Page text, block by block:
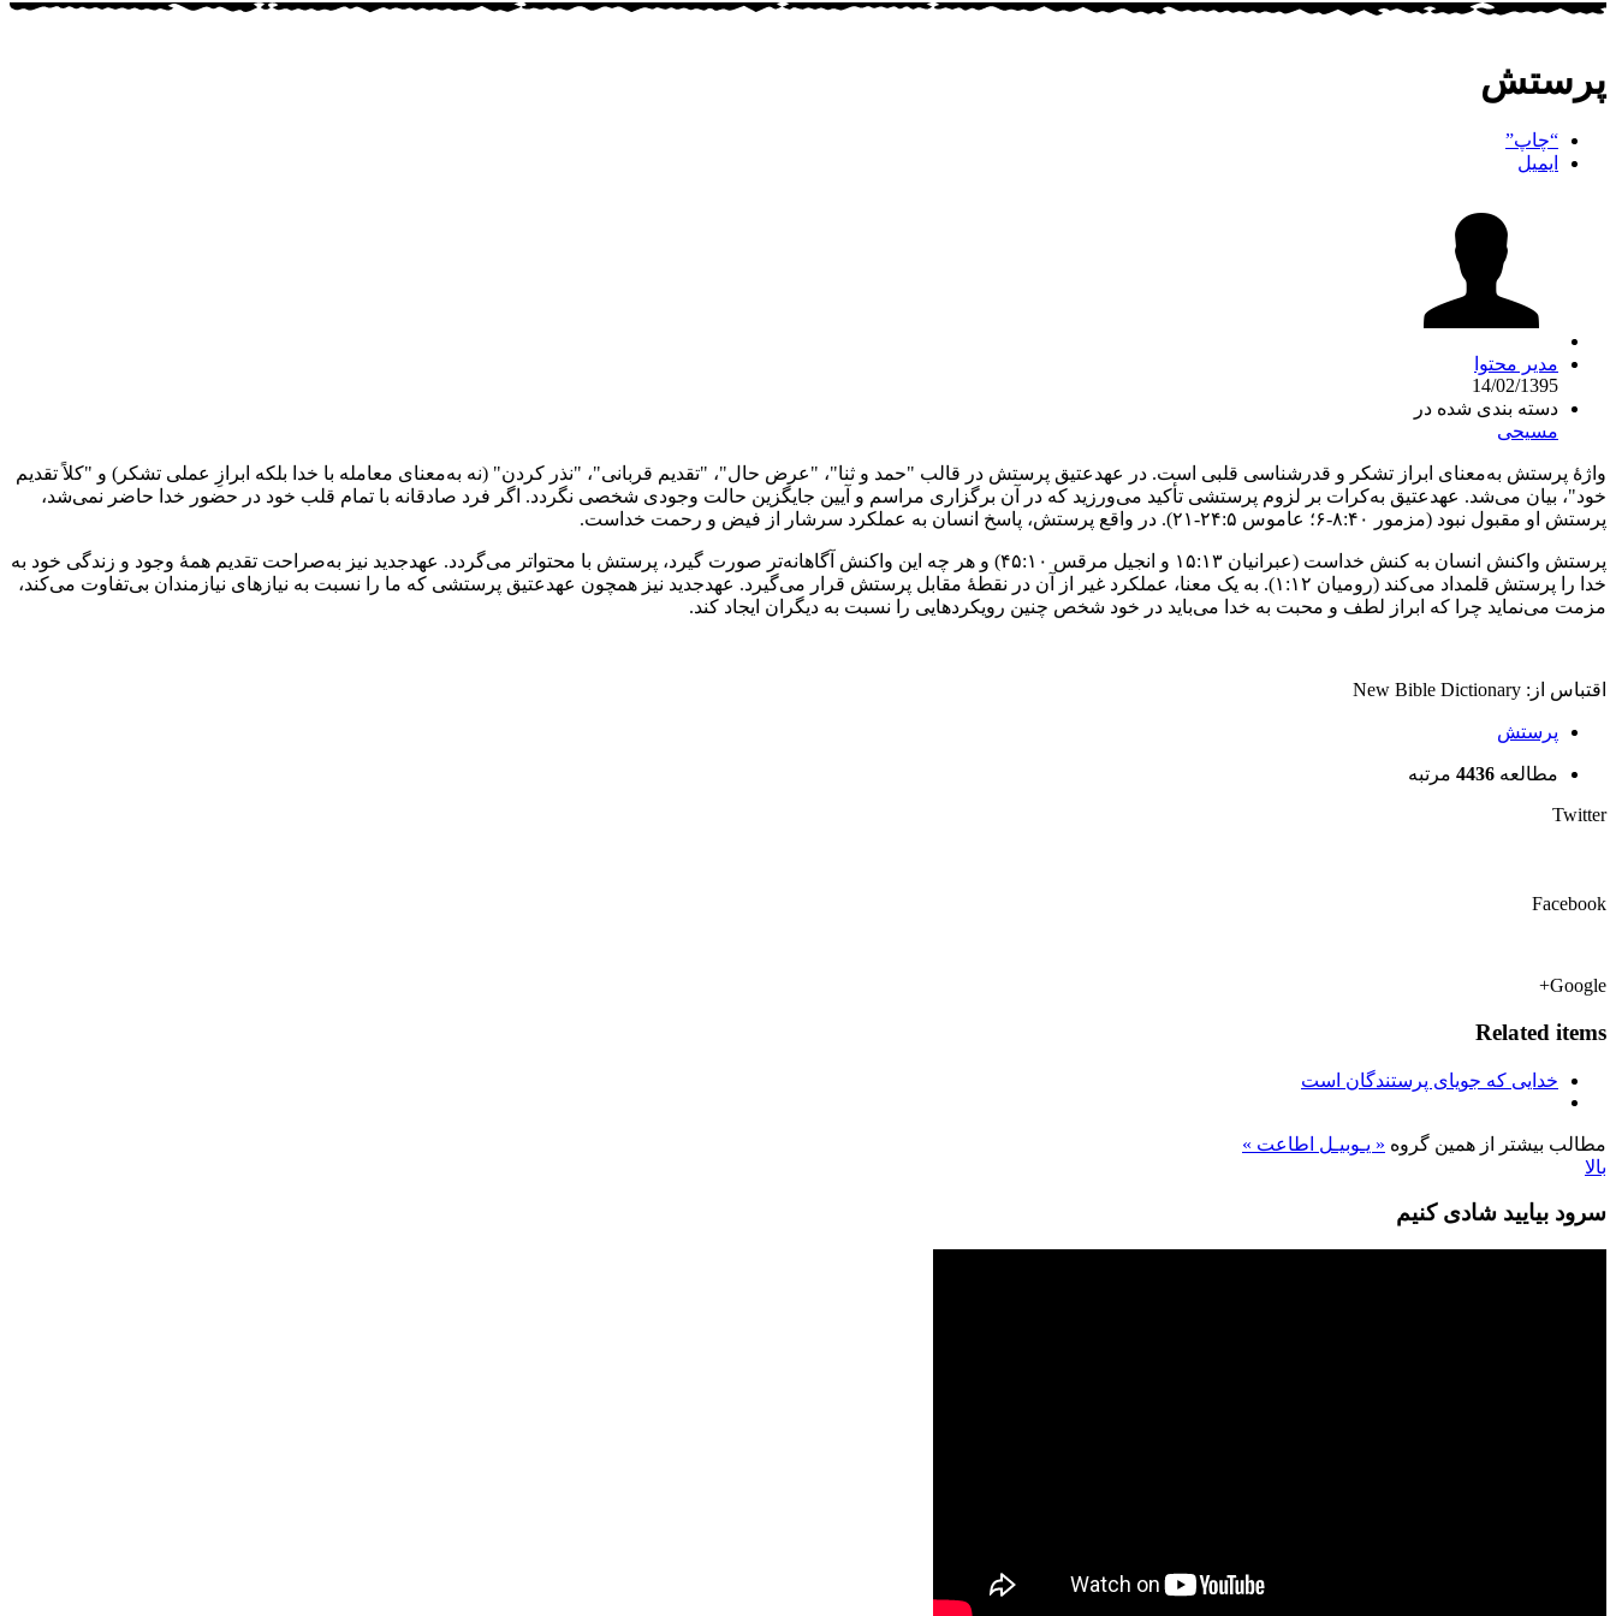
پرستش
“چاپ”
ایمیل
مدیر محتوا
14/02/1395
دسته بندی شده در
مسیحی
واژۀ پرستش به‌معنای ابراز تشکر و قدرشناسی قلبی است. در عهدعتیق پرستش در قالب "حمد و ثنا"، "عرض حال"، "تقدیم قربانی"، "نذر کردن" (نه به‌معنای معامله با خدا بلکه ابرازِ عملی تشکر) و "کلاً تقدیم
خود"، بیان می‌شد. عهدعتیق به‌کرات بر لزوم پرستشی تأکید می‌ورزید که در آن برگزاری مراسم و آیین جایگزین حالت وجودی شخصی نگردد. اگر فرد صادقانه با تمام قلب خود در حضور خدا حاضر نمی‌شد،
پرستش او مقبول نبود (مزمور ۴۰:‏۶-۸؛ عاموس ۵:‏۲۱-۲۴). در واقع پرستش، پاسخ انسان به عملکرد سرشار از فیض و رحمت خداست.
پرستش واکنش انسان به کنش خداست (عبرانیان ۱۳:‏۱۵ و انجیل مرقس ۱۰:‏۴۵) و هر چه این واکنش آگاهانه‌تر صورت گیرد، پرستش با محتواتر می‌گردد. عهدجدید نیز به‌صراحت تقدیم همۀ وجود و زندگی خود به
خدا را پرستش قلمداد می‌کند (رومیان ۱۲:‏۱). به یک معنا، عملکرد غیر از آن در نقطۀ مقابل پرستش قرار می‌گیرد. عهدجدید نیز همچون عهدعتیق پرستشی که ما را نسبت به نیازهای نیازمندان بی‌تفاوت می‌کند،
مزمت می‌نماید چرا که ابراز لطف و محبت به خدا می‌باید در خود شخص چنین رویکردهایی را نسبت به دیگران ایجاد کند.
اقتباس از: ‌New Bible Dictionary
پرستش
مطالعه 4436 مرتبه
Twitter
Facebook
Google+
Related items
خدایی که جویای پرستندگان است
مطالب بیشتر از همین گروه « یـوبیـل اطاعت »
بالا
سرود بیایید شادی کنیم